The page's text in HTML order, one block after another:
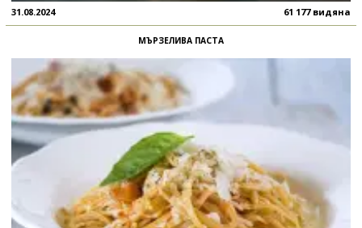
31.08.2024 61 177 видяна
МЪРЗЕЛИВА ПАСТА